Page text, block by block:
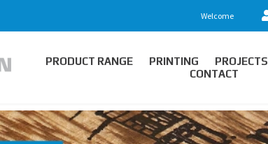
Welcome
PRODUCT RANGE PRINTING PROJECTS
CONTACT